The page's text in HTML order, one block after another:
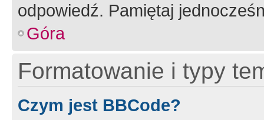
odpowiedź. Pamiętaj
Góra
Formatowanie i typy
Czym jest BBCode?